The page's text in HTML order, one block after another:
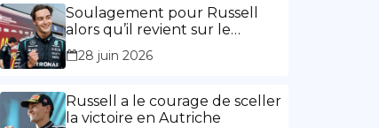
l’expérience »
Soulagement pour Russell
alors qu’il revient sur le
chemin de la victoire
28 juin 2026
Russell a le courage de sceller
la victoire en Autriche